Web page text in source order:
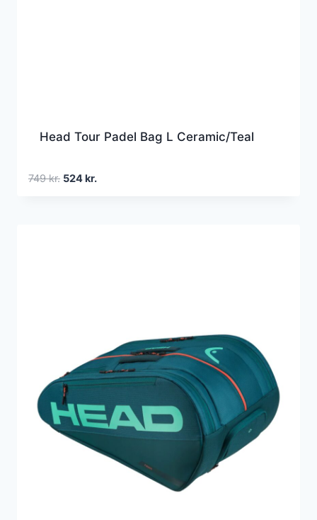
Head Tour Padel Bag L Ceramic/Teal
749kr. Den
524 kr.Den